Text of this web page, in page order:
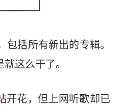
括所有新出的专辑。
这么干了。
开花，但上网听歌却已